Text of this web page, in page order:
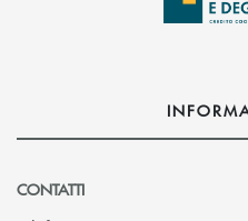
CONTATTI